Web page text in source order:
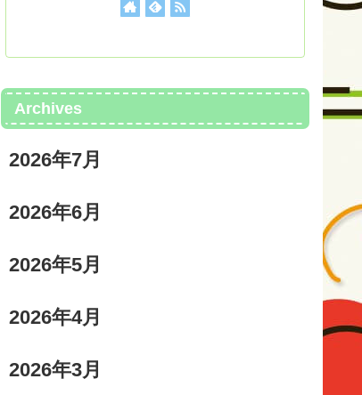
Archives
2026年7月
2026年6月
2026年5月
2026年4月
2026年3月